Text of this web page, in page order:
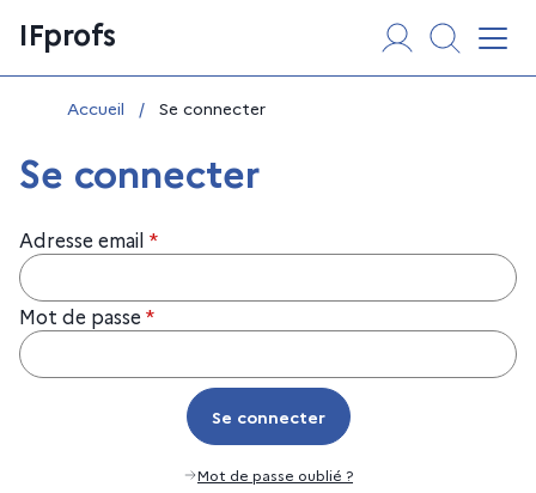
au
contenu
IFprofs
Vous êtes ici :
Accueil / Se connecter
Se connecter
Adresse email *
Mot de passe *
Se connecter
Se connecter
Mot de passe oublié ?